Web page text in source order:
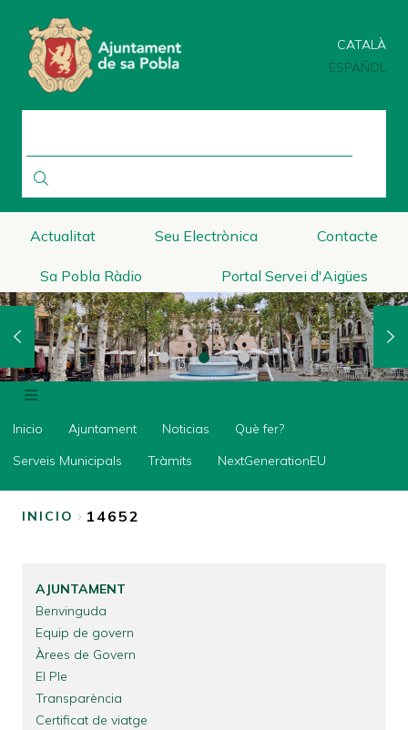
contenido
principal
CATALÀ
ESPAÑOL
Actualitat Seu Electrònica Contacte
Sa Pobla Ràdio Portal Servei d'Aigües
Inicio
Ajuntament
Noticias
Què
Municipals
Tràmits
NextGenerationEU
Inicio Ajuntament Noticias
Què fer?
Serveis Municipals
Tràmits NextGenerationEU
DE
AYUDA
A
LA
NAVEGACIÓN
INICIO 14652
AJUNTAMENT
Benvinguda
Equip de govern
Àrees de Govern
El Ple
Transparència
Certificat de viatge